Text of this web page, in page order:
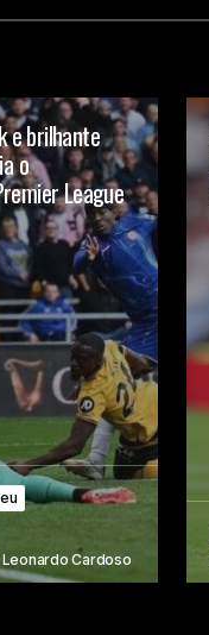
e brilhante
o
League
Leonardo Cardoso